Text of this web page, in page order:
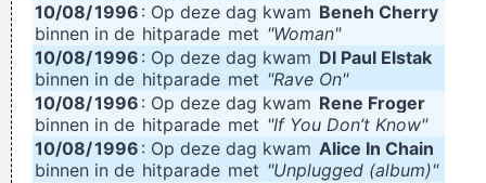
10/08/1996 : Op deze dag kwam Beneh Cherry
binnen in de hitparade met "Woman"
10/08/1996 : Op deze dag kwam Dl Paul Elstak
binnen in de hitparade met "Rave On"
10/08/1996 : Op deze dag kwam Rene Froger
binnen in de hitparade met "If You Don’t Know"
10/08/1996 : Op deze dag kwam Alice In Chain
binnen in de hitparade met "Unplugged (album)"